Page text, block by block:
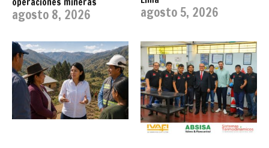
agosto 8, 2026 agosto 5, 2026